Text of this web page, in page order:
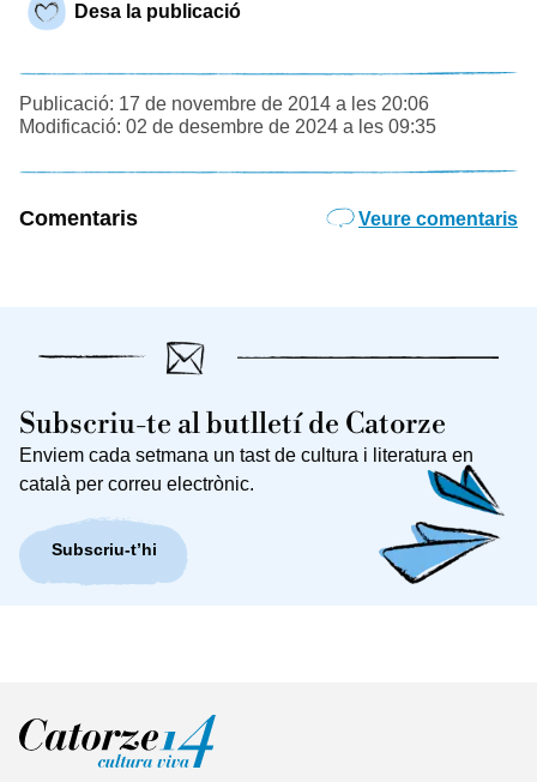
Desa la publicació
Publicació: 17 de novembre de 2014 a les 20:06
Modificació: 02 de desembre de 2024 a les 09:35
Comentaris Veure comentaris
Subscriu-te al butlletí de Catorze
Enviem cada setmana un tast de cultura i literatura en
català per correu electrònic.
Subscriu-t’hi